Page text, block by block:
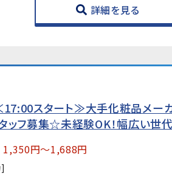
詳細を見る
スタート≫大手化粧品メー
ッフ募集☆未経験OK！幅広い世
1,350円～1,688円